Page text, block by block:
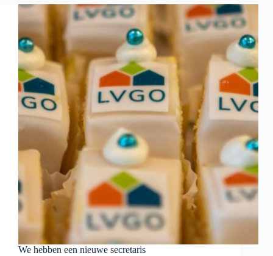
bij
Ongenoegen
(EHBO)
We hebben een nieuwe secretaris